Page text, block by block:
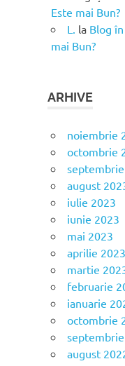
Este mai Bun?
L.
la Blog
mai Bun?
ARHIVE
noiembrie
octombrie
august
iulie 2023
iunie 2023
mai 2023
aprilie 2023
martie
februarie
ianuarie
octombrie
august